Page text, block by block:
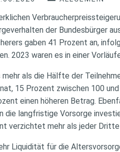
der Bundesbürger
gaben 41 Prozent an,
2023 waren es in einer
mehr als die Hälfte der
15 Prozent zwischen 100
einen höheren Betrag.
die langfristige Vorsorge
verzichtet mehr als jeder Dritte
Liquidität für die